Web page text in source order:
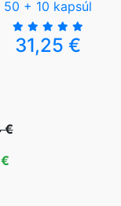
50 + 10 kapsúl
31,25 €
€